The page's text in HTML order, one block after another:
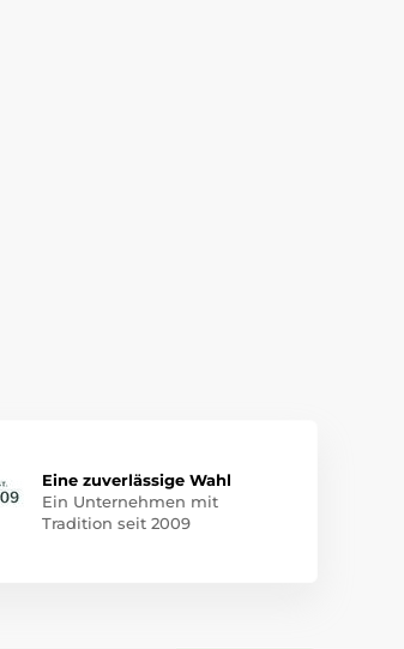
Eine zuverlässige Wahl
Ein Unternehmen mit
Tradition seit 2009